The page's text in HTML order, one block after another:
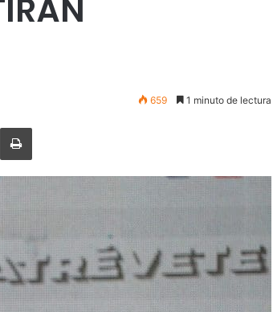
659 1 minuto de lectura
vía email Imprimir